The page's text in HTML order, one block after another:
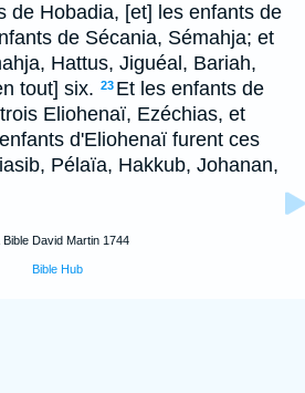
de Hobadia, [et] les enfants de
de Sécania, Sémahja; et
Hattus, Jiguéal, Bariah,
tout] six. 23 Et les enfants de
Eliohenaï, Ezéchias, et
d'Eliohenaï furent ces
Pélaïa, Hakkub, Johanan,
Bible David Martin 1744
Bible Hub